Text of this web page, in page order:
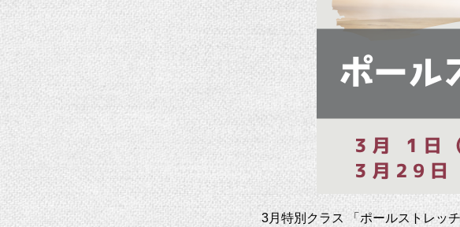
3月特別クラス 「ポールストレッ